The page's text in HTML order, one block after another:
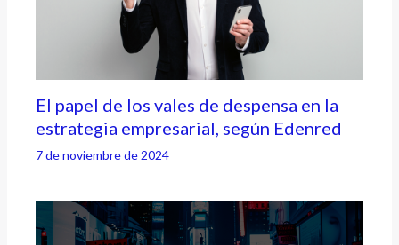
El papel de los vales de despensa en la
estrategia empresarial, según Edenred
7 de noviembre de 2024